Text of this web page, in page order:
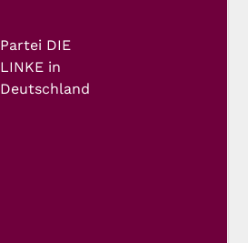
Partei DIE
LINKE in
Deutschland